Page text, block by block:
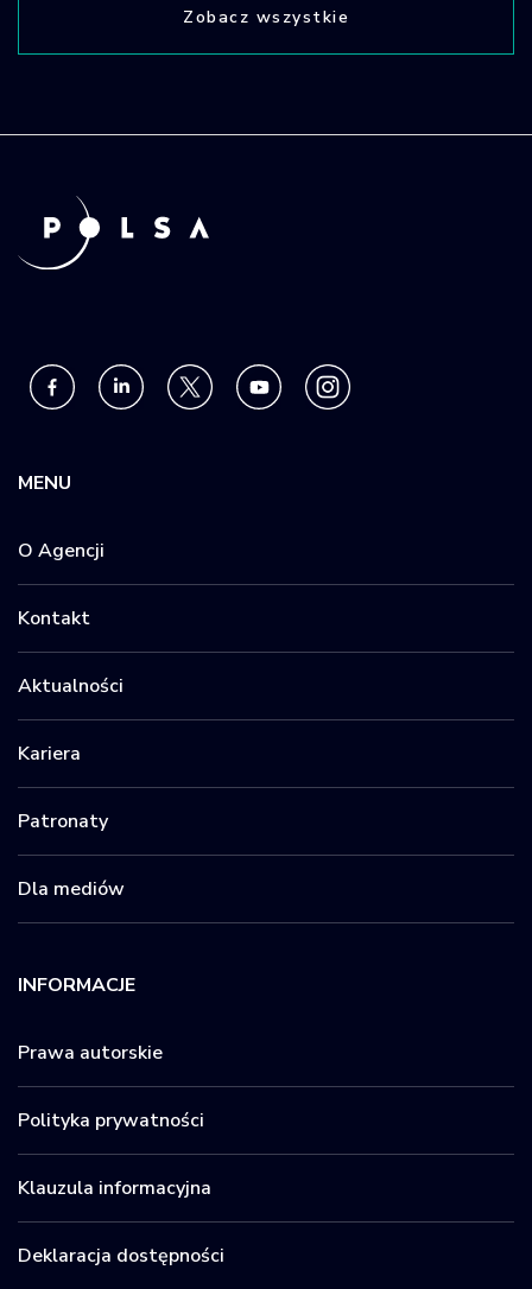
Zobacz wszystkie
MENU
O Agencji
Kontakt
Aktualności
Kariera
Patronaty
Dla mediów
INFORMACJE
Prawa autorskie
Polityka prywatności
Klauzula informacyjna
Deklaracja dostępności